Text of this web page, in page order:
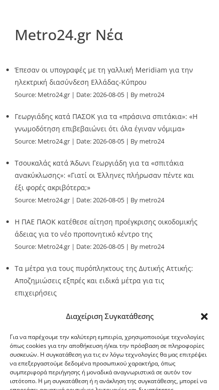
Διαχείριση Συγκατάθεσης
Για να παρέχουμε την καλύτερη εμπειρία, χρησιμοποιούμε τεχνολογίες
όπως cookies για την αποθήκευση ή/και την πρόσβαση σε πληροφορίες
συσκευών. Η συγκατάθεση για τις εν λόγω τεχνολογίες θα μας επιτρέψει
να επεξεργαστούμε δεδομένα προσωπικού χαρακτήρα, όπως
συμπεριφορά περιήγησης ή μοναδικά αναγνωριστικά σε αυτόν τον
ιστότοπο. Η μη συγκατάθεση ή η ανάκληση της συγκατάθεσης, μπορεί να
Metro24.gr Νέα
Έπεσαν οι υπογραφές με τη γαλλική Meridiam για την
ηλεκτρική διασύνδεση Ελλάδας-Κύπρου
Source: Metro24.gr Date: 2026-08-05 By metro24
Γεωργιάδης κατά ΠΑΣΟΚ για τα «πράσινα σπιτάκια»: «Η
γνωμοδότηση επιβεβαιώνει ότι όλα έγιναν νόμιμα»
Source: Metro24.gr Date: 2026-08-05 By metro24
Τσουκαλάς κατά Άδωνι Γεωργιάδη για τα «σπιτάκια
ανακύκλωσης»: «Γιατί οι Έλληνες πλήρωσαν πέντε και
έξι φορές ακριβότερα;»
Source: Metro24.gr Date: 2026-08-05 By metro24
Η ΠΑΕ ΠΑΟΚ κατέθεσε αίτηση προέγκρισης οικοδομικής
άδειας για το νέο προπονητικό κέντρο της
Source: Metro24.gr Date: 2026-08-05 By metro24
Τα μέτρα για τους πυρόπληκτους της Δυτικής Αττικής:
Αποζημιώσεις εξπρές και ειδικά μέτρα για τις
επιχειρήσεις
G-point.gr